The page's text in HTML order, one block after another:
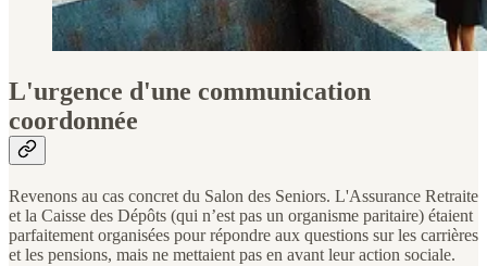
L'urgence d'une communication
coordonnée
Revenons au cas concret du Salon des Seniors. L'Assurance Retraite
et la Caisse des Dépôts (qui n’est pas un organisme paritaire) étaient
parfaitement organisées pour répondre aux questions sur les carrières
et les pensions, mais ne mettaient pas en avant leur action sociale.